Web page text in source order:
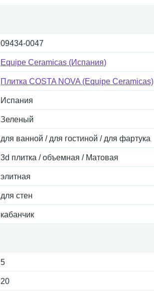
09434-0047
Equipe Ceramicas (Испания)
Плитка COSTA NOVA (Equipe Ceramicas)
Испания
Зеленый
для ванной / для гостиной / для фартука
3d плитка / объемная / Матовая
элитная
для стен
кабанчик
5
20